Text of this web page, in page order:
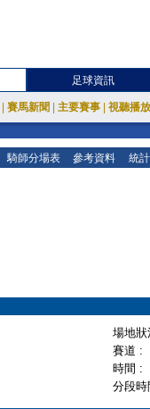
足球資訊
賽馬新聞 主要賽事 視聽播
騎師分場表 參考資料 統
場地
賽道 :
時間 :
分段